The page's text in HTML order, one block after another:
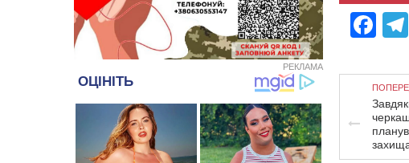
10:10
На Черкащині п’яний мотоцикліст
зіткнувся з мопедом: двоє людей у
лікарні
09:42 Ветерани МСК “Дніпро” вибороли
бронзу чемпіонату України
На Уманщині підрядника
зобов’язали сплатити понад 670
тис грн штрафу за незаконні зміни
до договору
РЕКЛАМА